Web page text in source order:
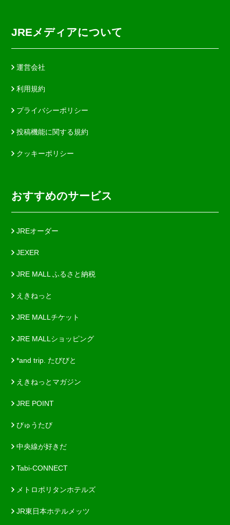
JREメディアについて
運営会社
利用規約
プライバシーポリシー
投稿機能に関する規約
クッキーポリシー
おすすめのサービス
JREオーダー
JEXER
JRE MALL ふるさと納税
えきねっと
JRE MALLチケット
JRE MALLショッピング
*and trip. たびびと
えきねっとマガジン
JRE POINT
びゅうたび
中央線が好きだ
Tabi-CONNECT
メトロポリタンホテルズ
JR東日本ホテルメッツ